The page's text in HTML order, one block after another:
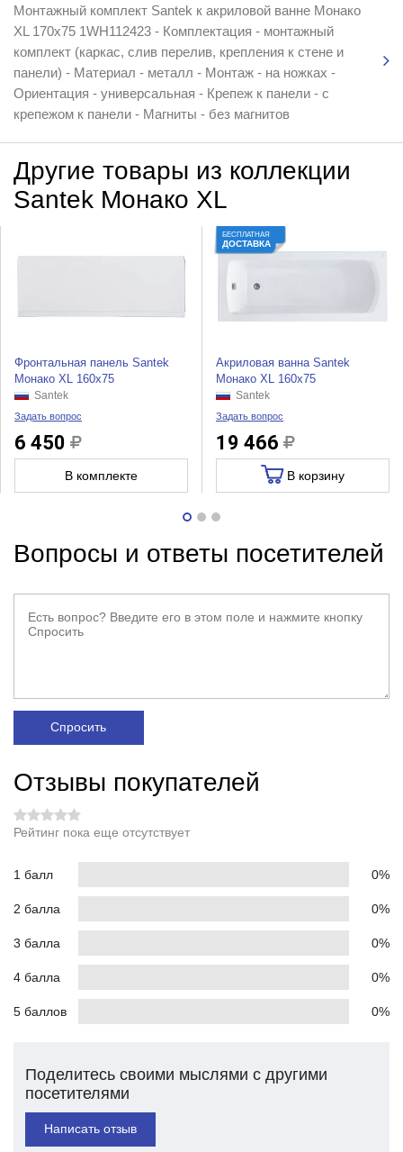
Монтажный комплект Santek к акриловой ванне Монако
XL 170х75 1WH112423 - Комплектация - монтажный
комплект (каркас, слив перелив, крепления к стене и
панели) - Материал - металл - Монтаж - на ножках -
Ориентация - универсальная - Крепеж к панели - с
крепежом к панели - Магниты - без магнитов
Другие товары из коллекции
Santek Монако XL
Фронтальная панель Santek
Монако XL 160x75
Santek
Задать вопрос
6 450
В комплекте
БЕСПЛАТНАЯ
ДОСТАВКА
Акриловая ванна Santek
Монако XL 160x75
Santek
Задать вопрос
19 466
В корзину
Вопросы и ответы посетителей
Спросить
Отзывы покупателей
Рейтинг пока еще отсутствует
1 балл 0%
2 балла 0%
3 балла 0%
4 балла 0%
5 баллов 0%
Поделитесь своими мыслями с другими
посетителями
Написать отзыв